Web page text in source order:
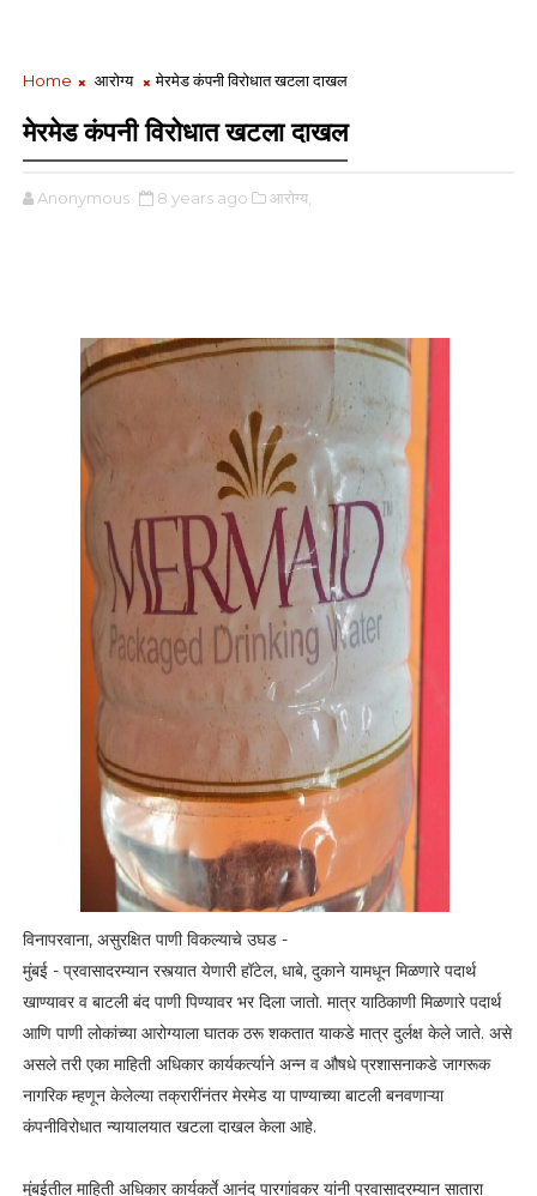
Home आरोग्य मेरमेड कंपनी विरोधात खटला दाखल
मेरमेड कंपनी विरोधात खटला दाखल
Anonymous 8 years ago आरोग्य,
विनापरवाना, असुरक्षित पाणी विकल्याचे उघड -
मुंबई - प्रवासादरम्यान रस्त्यात येणारी हॉटेल, धाबे, दुकाने यामधून मिळणारे पदार्थ
खाण्यावर व बाटली बंद पाणी पिण्यावर भर दिला जातो. मात्र याठिकाणी मिळणारे पदार्थ
आणि पाणी लोकांच्या आरोग्याला घातक ठरू शकतात याकडे मात्र दुर्लक्ष केले जाते. असे
असले तरी एका माहिती अधिकार कार्यकर्त्याने अन्न व औषधे प्रशासनाकडे जागरूक
नागरिक म्हणून केलेल्या तक्रारींनंतर मेरमेड या पाण्याच्या बाटली बनवणाऱ्या
कंपनीविरोधात न्यायालयात खटला दाखल केला आहे.
मुंबईतील माहिती अधिकार कार्यकर्ते आनंद पारगांवकर यांनी प्रवासादरम्यान सातारा